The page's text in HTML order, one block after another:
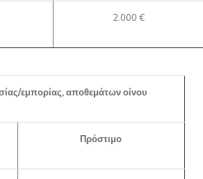
2.000 €
εμπορίας, αποθεμάτων οίνου
Πρόστιμο